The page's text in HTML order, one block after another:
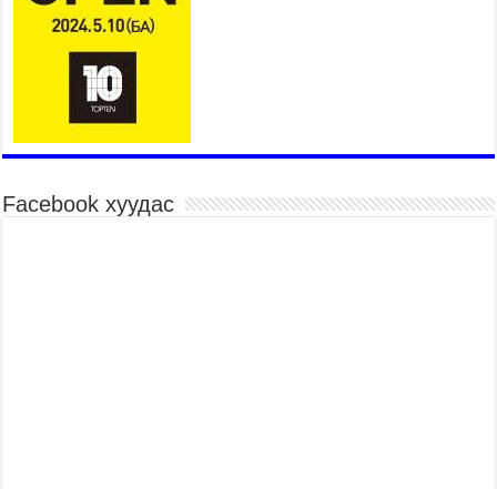
Монгол адууны үнэ цэнийг дэлхийд сурталчлах
2026 оны 7 сар 15 / 11 цаг 51 минут
Шагайн харвааны насанд хүрэгчдийн багийн
төрөлд 106 багийн 848 харваач өрсөлдөж,
шилдгүүд шалгарав
Facebook хуудас